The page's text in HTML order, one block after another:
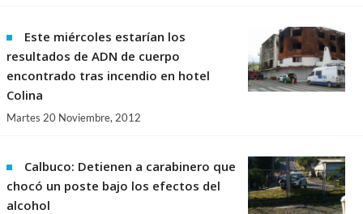
Este miércoles estarían los
resultados de ADN de cuerpo
encontrado tras incendio en hotel
Colina
Martes 20 Noviembre, 2012
Calbuco: Detienen a carabinero que
chocó un poste bajo los efectos del
alcohol